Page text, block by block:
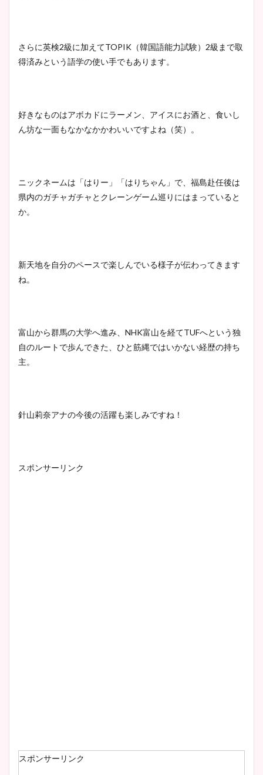
さらに英検2級に加えてTOPIK（韓国語能力試験）2級まで取
得済みという語学の使い手でもあります。
好きなものはアボカドにラーメン、アイスにお酒と、食いし
ん坊な一面もなかなかかわいいですよね（笑）。
ニックネームは「はりー」「はりちゃん」で、福島赴任後は
県内のガチャガチャとクレーンゲーム巡りにはまっていると
か。
新天地を自分のペースで楽しんでいる様子が伝わってきます
ね。
富山から群馬の大学へ進み、NHK富山を経てTUFへという独
自のルートで歩んできた、ひと筋縄ではいかない経歴の持ち
主。
針山莉奈アナの今後の活躍も楽しみですね！
スポンサーリンク
スポンサーリンク